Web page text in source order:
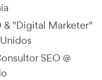
& "Digital Marketer"
SEO @